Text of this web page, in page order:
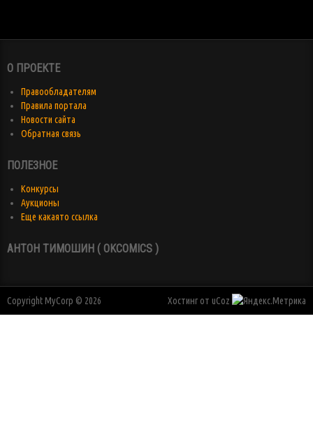
О ПРОЕКТЕ
Правообладателям
Правила портала
Новости сайта
Обратная связь
ПОЛЕЗНОЕ
Конкурсы
Аукционы
Еще какаято ссылка
АНТОН ТИМОШИН ( OKCOMICS )
Хостинг от uCoz
Copyright MyCorp © 2026